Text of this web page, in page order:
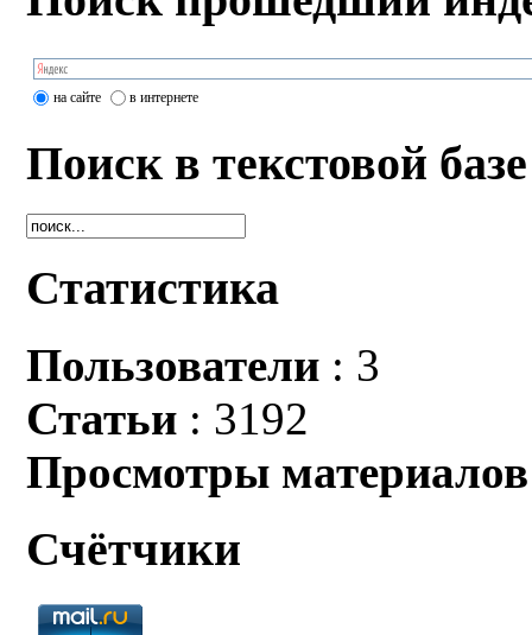
на сайте в интернете
Поиск в текстовой базе
Статистика
Пользователи : 3
Статьи : 3192
Просмотры материалов
Счётчики